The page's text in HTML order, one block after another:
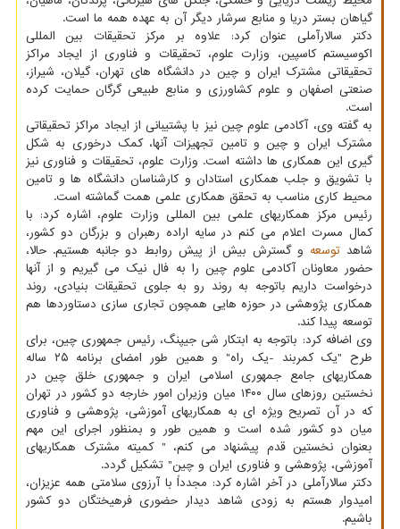
گیاهان بستر دریا و منابع سرشار دیگر آن به عهده همه ما است.
دکتر سالارآملی عنوان کرد: علاوه بر مرکز تحقیقات بین المللی
اکوسیستم کاسپین، وزارت علوم، تحقیقات و فناوری از ایجاد مراکز
تحقیقاتی مشترک ایران و چین در دانشگاه های تهران، گیلان، شیراز،
صنعتی اصفهان و علوم کشاورزی و منابع طبیعی گرگان حمایت کرده
است.
به گفته وی، آکادمی علوم چین نیز با پشتیبانی از ایجاد مراکز تحقیقاتی
مشترک ایران و چین و تامین تجهیزات آنها، کمک درخوری به شکل
گیری این همکاری ها داشته است. وزارت علوم، تحقیقات و فناوری نیز
با تشویق و جلب همکاری استادان و کارشناسان دانشگاه ها و تامین
محیط کاری مناسب به تحقق همکاری علمی همت گماشته است.
رئیس مرکز همکاریهای علمی بین المللی وزارت علوم، اشاره کرد: با
کمال مسرت اعلام می کنم در سایه اراده رهبران و بزرگان دو کشور،
شاهد توسعه و گسترش بیش از پیش روابط دو جانبه هستیم. حالا،
حضور معاونان آکادمی علوم چین را به فال نیک می گیریم و از آنها
درخواست داریم باتوجه به روند رو به جلوی تحقیقات بنیادی، روند
همکاری پژوهشی در حوزه هایی همچون تجاری سازی دستاوردها هم
توسعه پیدا کند.
وی اضافه کرد: باتوجه به ابتکار شی جیپنگ، رئیس جمهوری چین، برای
طرح "یک کمربند -یک راه" و همین طور امضای برنامه ۲۵ ساله
همکاریهای جامع جمهوری اسلامی ایران و جمهوری خلق چین در
نخستین روزهای سال ۱۴۰۰ میان وزیران امور خارجه دو کشور در تهران
که در آن تصریح ویژه ای به همکاریهای آموزشی، پژوهشی و فناوری
میان دو کشور شده است و همین طور و بمنظور اجرای این مهم
بعنوان نخستین قدم پیشنهاد می کنم، " کمیته مشترک همکاریهای
آموزشی، پژوهشی و فناوری ایران و چین" تشکیل گردد.
دکتر سالارآملی در آخر اشاره کرد: مجدداً با آرزوی سلامتی همه عزیزان،
امیدوار هستم به زودی شاهد دیدار حضوری فرهیختگان دو کشور
باشیم.